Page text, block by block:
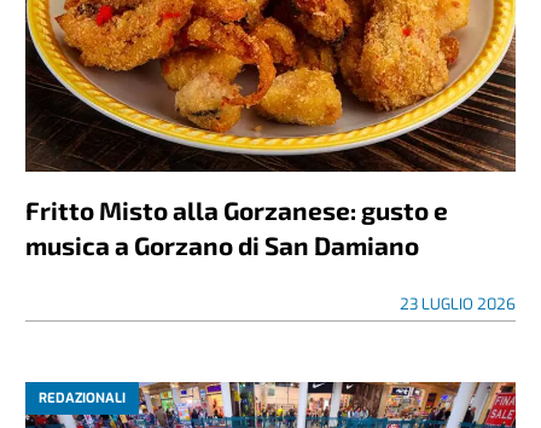
Fritto Misto alla Gorzanese: gusto e
musica a Gorzano di San Damiano
23 LUGLIO 2026
REDAZIONALI